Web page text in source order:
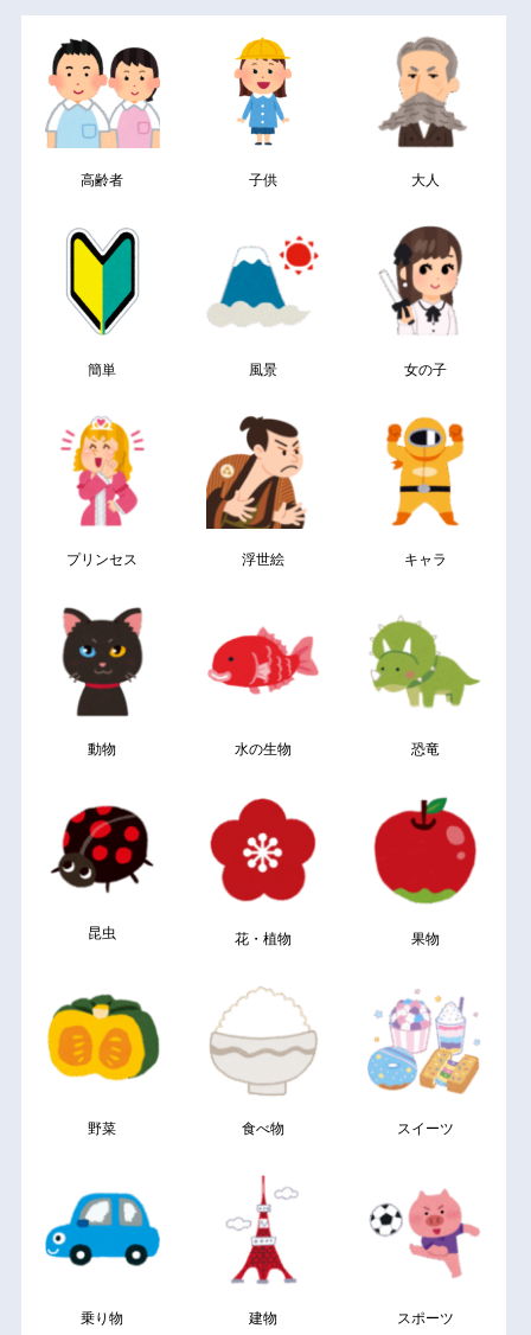
高齢者 子供 大人
簡単 風景 女の子
プリンセス 浮世絵 キャラ
動物 水の生物 恐竜
昆虫 花・植物 果物
野菜 食べ物 スイーツ
乗り物 建物 スポーツ